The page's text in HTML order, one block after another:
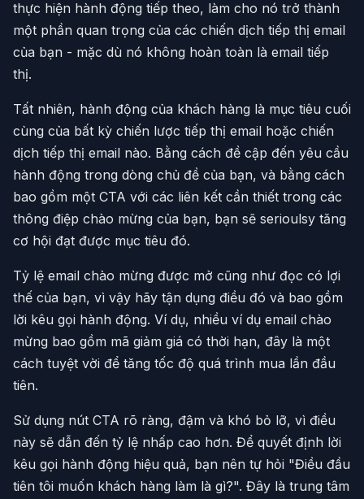
thực hiện hành động tiếp theo, làm cho nó trở thành
một phần quan trọng của các chiến dịch tiếp thị email
của bạn - mặc dù nó không hoàn toàn là email tiếp
thị.
Tất nhiên, hành động của khách hàng là mục tiêu cuối
cùng của bất kỳ chiến lược tiếp thị email hoặc chiến
dịch tiếp thị email nào. Bằng cách đề cập đến yêu cầu
hành động trong dòng chủ đề của bạn, và bằng cách
bao gồm một CTA với các liên kết cần thiết trong các
thông điệp chào mừng của bạn, bạn sẽ serioulsy tăng
cơ hội đạt được mục tiêu đó.
Tỷ lệ email chào mừng được mở cũng như đọc có lợi
thế của bạn, vì vậy hãy tận dụng điều đó và bao gồm
lời kêu gọi hành động. Ví dụ, nhiều ví dụ email chào
mừng bao gồm mã giảm giá có thời hạn, đây là một
cách tuyệt vời để tăng tốc độ quá trình mua lần đầu
tiên.
Sử dụng nút CTA rõ ràng, đậm và khó bỏ lỡ, vì điều
này sẽ dẫn đến tỷ lệ nhấp cao hơn. Để quyết định lời
kêu gọi hành động hiệu quả, bạn nên tự hỏi "Điều đầu
tiên tôi muốn khách hàng làm là gì?". Đây là trung tâm